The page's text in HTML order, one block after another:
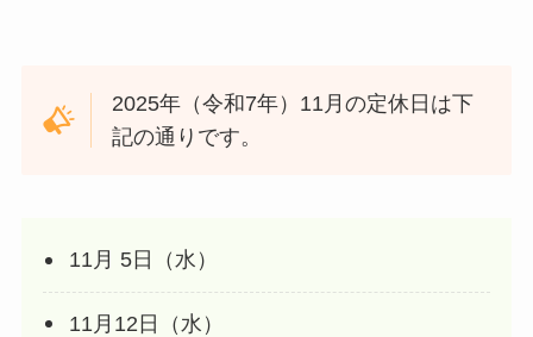
2025年（令和7年）11月の定休日は下
記の通りです。
11月 5日（水）
11月12日（水）